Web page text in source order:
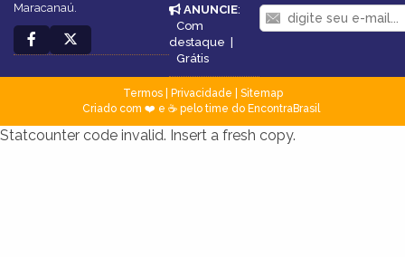
Maracanaú.
ANUNCIE:
Com
destaque
Grátis
Termos| Privacidade
Sitemap
Criado com ❤️ e ☕ pelo time do EncontraBrasil
Statcounter code invalid. Insert a fresh copy.